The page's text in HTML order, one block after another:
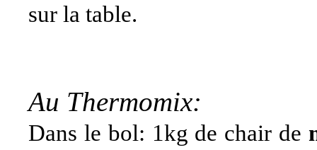
sur la table.
Au Thermomix:
Dans le bol: 1kg de chair de